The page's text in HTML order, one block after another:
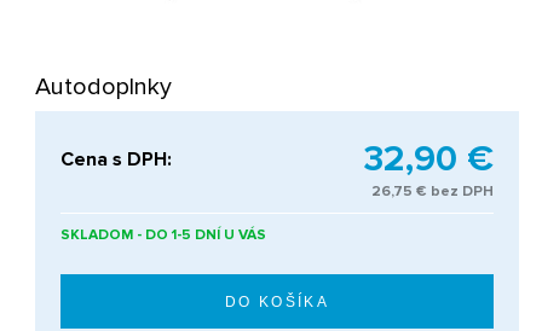
Autodoplnky
Cena s DPH: 32,90 €
26,75 € bez DPH
SKLADOM - DO 1-5 DNÍ U VÁS